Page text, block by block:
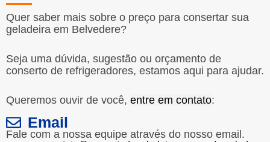
Quer saber mais sobre o preço para consertar sua
geladeira em Belvedere?
Seja uma dúvida, sugestão ou orçamento de
conserto de refrigeradores, estamos aqui para ajudar.
Queremos ouvir de você, entre em contato:
Email
Fale com a nossa equipe através do nosso email.